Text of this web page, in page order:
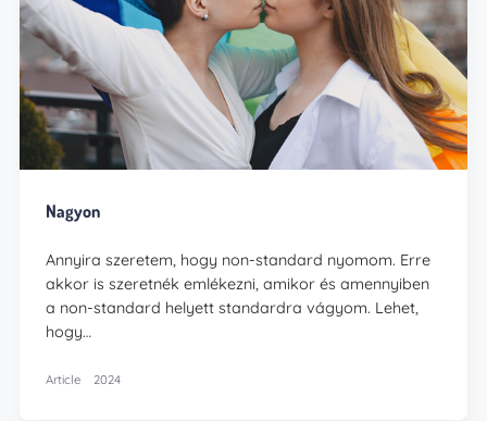
Nagyon
Annyira szeretem, hogy non-standard nyomom. Erre
akkor is szeretnék emlékezni, amikor és amennyiben
a non-standard helyett standardra vágyom. Lehet,
hogy…
Article 2024